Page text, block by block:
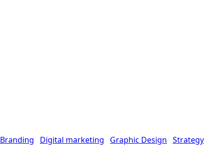
Branding
Digital marketing
Graphic Design Strategy